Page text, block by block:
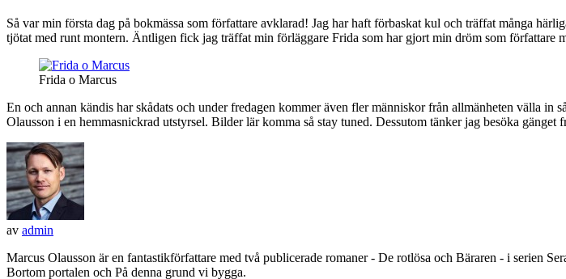
Så var min första dag på bokmässa som författare avklarad! Jag har haft förbaskat kul och träffat många
tjötat med runt montern. Äntligen fick jag träffat min förläggare Frida som har gjort min dröm som författare
Frida o Marcus
En och annan kändis har skådats och under fredagen kommer även fler människor från allmänheten välla in
Olausson i en hemmasnickrad utstyrsel. Bilder lär komma så stay tuned. Dessutom tänker jag besöka
av admin
Marcus Olausson är en fantastikförfattare med två publicerade romaner - De rotlösa och Bäraren - i serien
Bortom portalen och På denna grund vi bygga.